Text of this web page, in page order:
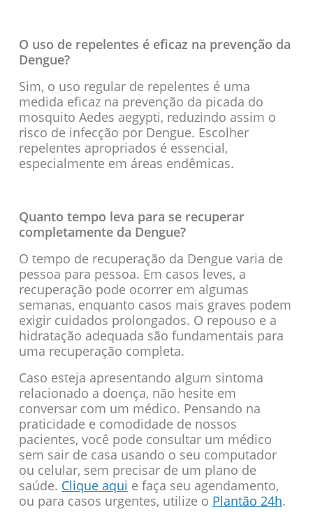
O uso de repelentes é eficaz na prevenção da
Dengue?
Sim, o uso regular de repelentes é uma
medida eficaz na prevenção da picada do
mosquito Aedes aegypti, reduzindo assim o
risco de infecção por Dengue. Escolher
repelentes apropriados é essencial,
especialmente em áreas endêmicas.
Quanto tempo leva para se recuperar
completamente da Dengue?
O tempo de recuperação da Dengue varia de
pessoa para pessoa. Em casos leves, a
recuperação pode ocorrer em algumas
semanas, enquanto casos mais graves podem
exigir cuidados prolongados. O repouso e a
hidratação adequada são fundamentais para
uma recuperação completa.
Caso esteja apresentando algum sintoma
relacionado a doença, não hesite em
conversar com um médico. Pensando na
praticidade e comodidade de nossos
pacientes, você pode consultar um médico
sem sair de casa usando o seu computador
ou celular, sem precisar de um plano de
saúde. Clique aqui e faça seu agendamento,
ou para casos urgentes, utilize o Plantão 24h.